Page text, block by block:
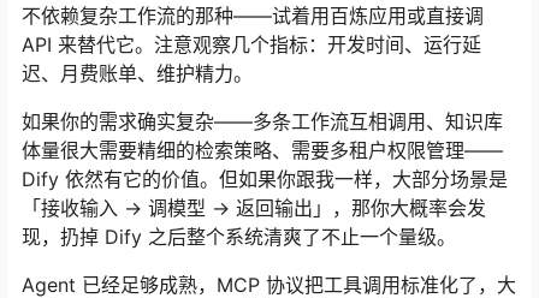
不依赖复杂工作流的那种——试着用百炼应用或直接调
API 来替代它。注意观察几个指标：开发时间、运行延
迟、月费账单、维护精力。
如果你的需求确实复杂——多条工作流互相调用、知识库
体量很大需要精细的检索策略、需要多租户权限管理——
Dify 依然有它的价值。但如果你跟我一样，大部分场景是
「接收输入 → 调模型 → 返回输出」，那你大概率会发
现，扔掉 Dify 之后整个系统清爽了不止一个量级。
Agent 已经足够成熟，MCP 协议把工具调用标准化了，大